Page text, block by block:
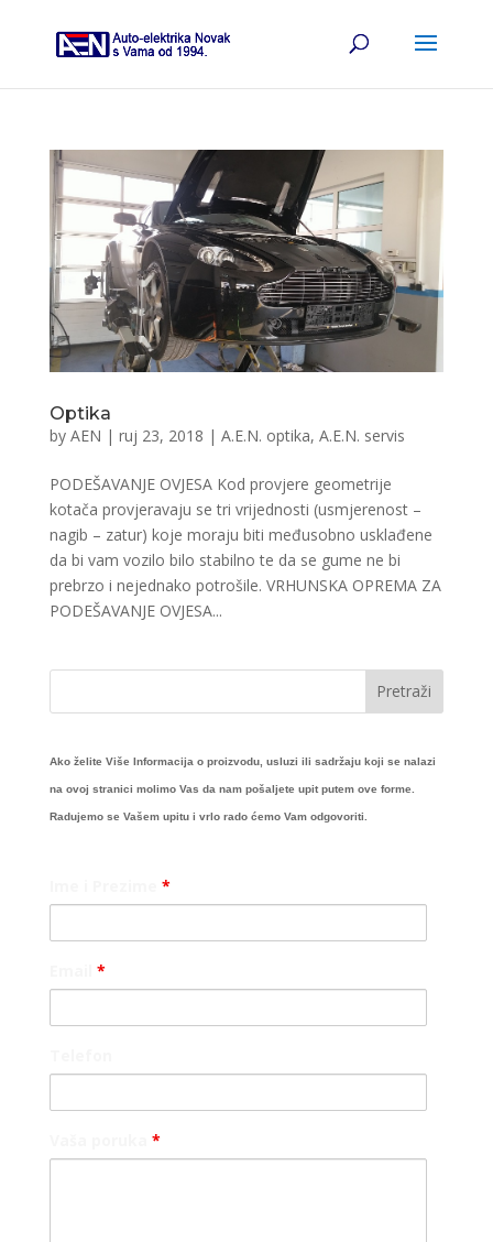
Optika
by AEN | ruj 23, 2018 | A.E.N. optika, A.E.N. servis
PODEŠAVANJE OVJESA Kod provjere geometrije
kotača provjeravaju se tri vrijednosti (usmjerenost –
nagib – zatur) koje moraju biti međusobno usklađene
da bi vam vozilo bilo stabilno te da se gume ne bi
prebrzo i nejednako potrošile. VRHUNSKA OPREMA ZA
PODEŠAVANJE OVJESA...
Ako želite Više Informacija o proizvodu, usluzi ili sadržaju koji se nalazi
na ovoj stranici molimo Vas da nam pošaljete upit putem ove forme.
Radujemo se Vašem upitu i vrlo rado ćemo Vam odgovoriti.
*
*
*